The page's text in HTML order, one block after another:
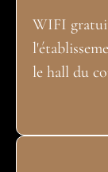
WIFI
le hall du